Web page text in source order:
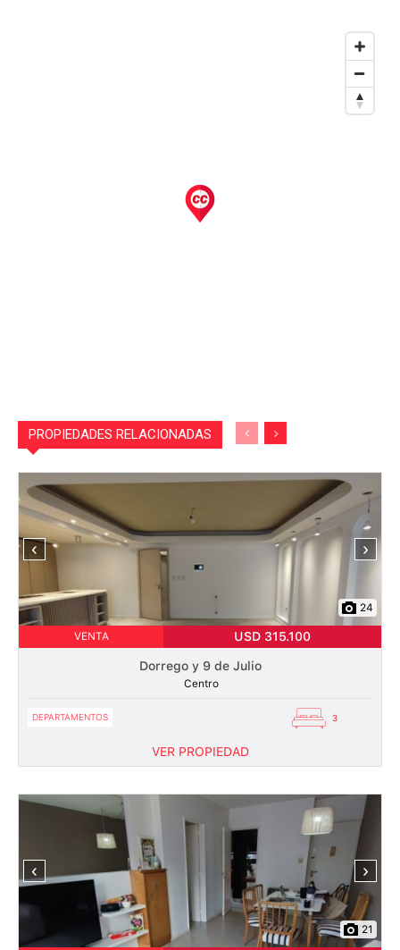
PROPIEDADES RELACIONADAS
‹ ›
24
VENTA USD 315.100
Dorrego y 9 de Julio
Centro
DEPARTAMENTOS 3
VER PROPIEDAD
‹ ›
21